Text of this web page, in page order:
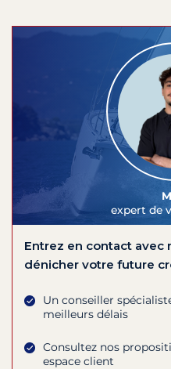
expert de
Entrez en contact avec
dénicher votre future
Un conseiller
meilleurs délais
Consultez nos
espace client